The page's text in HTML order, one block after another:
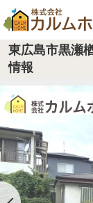
東広島市黒瀬
情報